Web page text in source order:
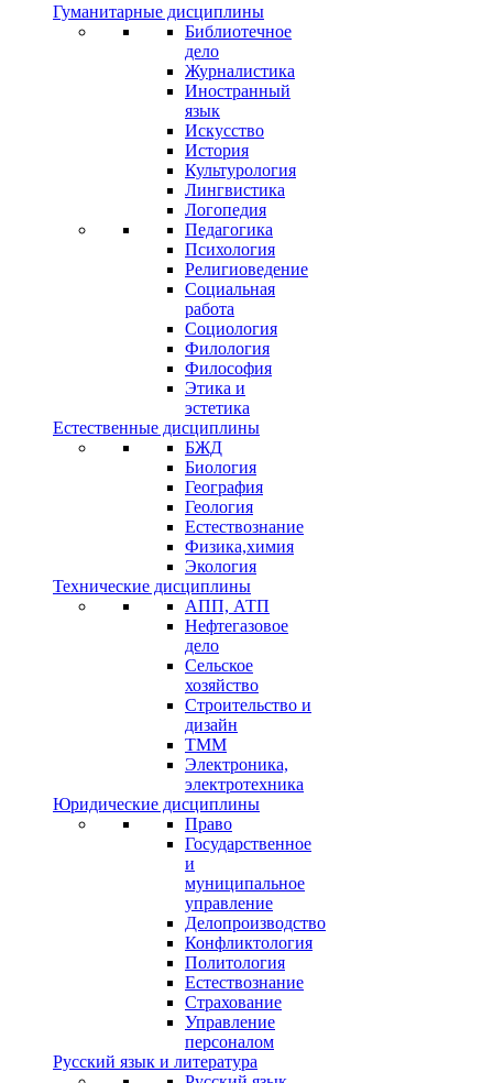
Гуманитарные дисциплины
Библиотечное
дело
Журналистика
Иностранный
язык
Искусство
История
Культурология
Лингвистика
Логопедия
Педагогика
Психология
Религиоведение
Социальная
работа
Социология
Филология
Философия
Этика и
эстетика
Естественные дисциплины
БЖД
Биология
География
Геология
Естествознание
Физика,химия
Экология
Технические дисциплины
АПП, АТП
Нефтегазовое
дело
Сельское
хозяйство
Строительство и
дизайн
ТММ
Электроника,
электротехника
Юридические дисциплины
Право
Государственное
и
муниципальное
управление
Делопроизводство
Конфликтология
Политология
Естествознание
Страхование
Управление
персоналом
Русский язык и литература